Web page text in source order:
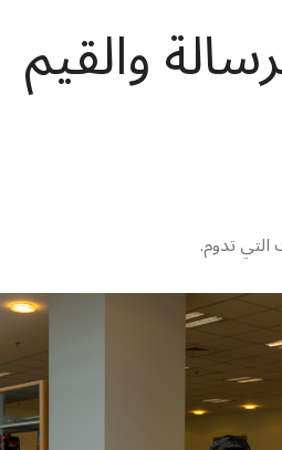
والقيم
التي تدوم.